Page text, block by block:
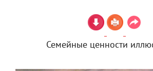
Семейные ценности